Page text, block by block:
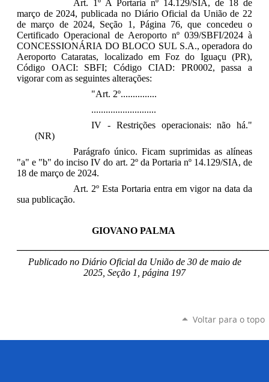
Art. 1º A Portaria nº 14.129/SIA, de 18 de
março de 2024, publicada no Diário Oficial da União de 22
de março de 2024, Seção 1, Página 76, que concedeu o
Certificado Operacional de Aeroporto nº 039/SBFI/2024 à
CONCESSIONÁRIA DO BLOCO SUL S.A., operadora do
Aeroporto Cataratas, localizado em Foz do Iguaçu (PR),
Código OACI: SBFI; Código CIAD: PR0002, passa a
vigorar com as seguintes alterações:
"Art. 2º...............
...........................
IV - Restrições operacionais: não há."
(NR)
Parágrafo único. Ficam suprimidas as alíneas
"a" e "b" do inciso IV do art. 2º da Portaria nº 14.129/SIA, de
18 de março de 2024.
Art. 2º Esta Portaria entra em vigor na data da
sua publicação.
GIOVANO PALMA
Publicado no Diário Oficial da União de 30 de maiode
2025, Seção 1, página 197
Voltar para o topo